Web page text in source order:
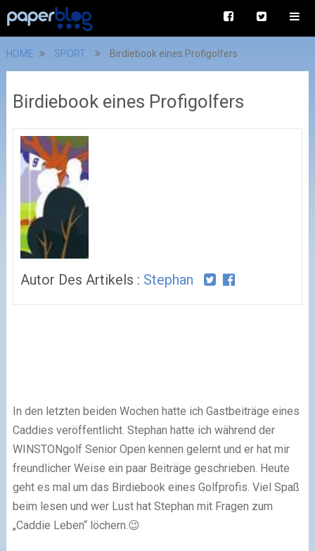
HOME SPORT Birdiebook eines Profigolfers
Birdiebook eines Profigolfers
Autor Des Artikels : Stephan
In den letzten beiden Wochen hatte ich Gastbeiträge eines
Caddies veröffentlicht. Stephan hatte ich während der
WINSTONgolf Senior Open kennen gelernt und er hat mir
freundlicher Weise ein paar Beiträge geschrieben. Heute
geht es mal um das Birdiebook eines Golfprofis. Viel Spaß
beim lesen und wer Lust hat Stephan mit Fragen zum
„Caddie Leben“ löchern.😉